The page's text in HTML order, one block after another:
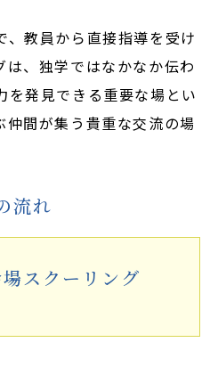
、教員から直接指導を受け
は、独学ではなかなか伝わ
を発見できる重要な場とい
仲間が集う貴重な交流の場
流れ
スクーリング